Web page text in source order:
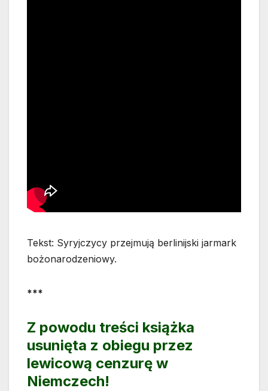
Tekst: Syryjczycy przejmują berlinijski jarmark
bożonarodzeniowy.
***
Z powodu treści książka
usunięta z obiegu przez
lewicową cenzurę w
Niemczech!